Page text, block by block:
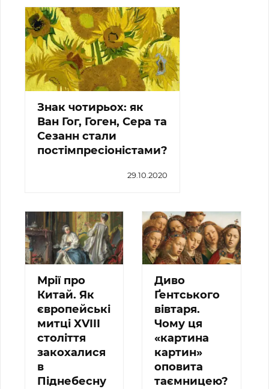
Знак чотирьох: як
Ван Гог, Гоген, Сера та
Сезанн стали
постімпресіоністами?
29.10.2020
Мрії про
Китай. Як
європейські
митці XVIII
століття
закохалися
в
Піднебесну
Диво
Ґентського
вівтаря.
Чому ця
«картина
картин»
оповита
таємницею?